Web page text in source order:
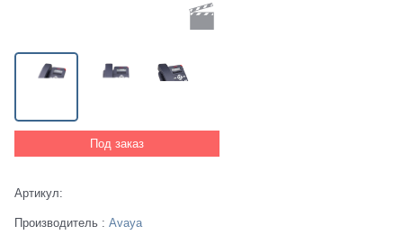
Под заказ
Артикул:
Производитель : Avaya